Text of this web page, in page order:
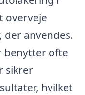
overveje
der anvendes.
benytter ofte
sikrer
hvilket